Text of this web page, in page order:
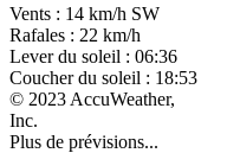
Vents : 14 km/h SW
Rafales : 22 km/h
Lever du soleil : 06:36
Coucher du soleil : 18:53
© 2023 AccuWeather,
Inc.
Plus de prévisions...